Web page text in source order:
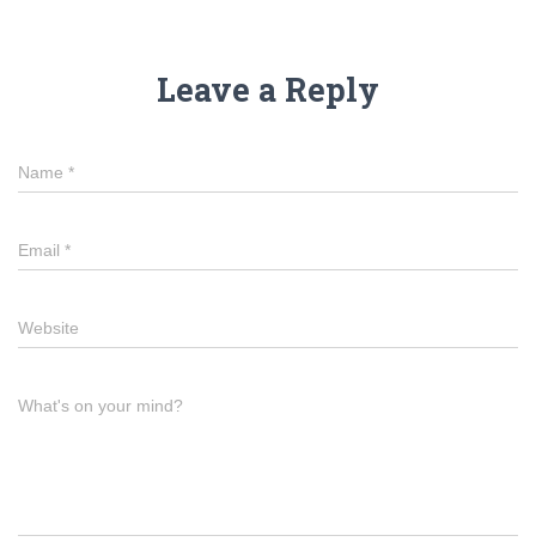
Leave a Reply
Name *
Email *
Website
What's on your mind?